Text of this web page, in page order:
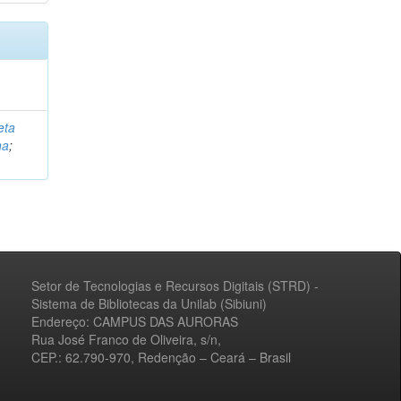
;
Setor de Tecnologias e Recursos Digitais (STRD) -
Sistema de Bibliotecas da Unilab (Sibiuni)
Endereço: CAMPUS DAS AURORAS
Rua José Franco de Oliveira, s/n,
CEP.: 62.790-970, Redenção – Ceará – Brasil